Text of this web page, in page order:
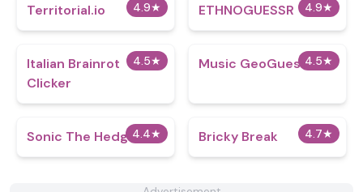
4.9★
Territorial.io 4.9★
ETHNOGUESSR
4.5★
Italian Brainrot
Clicker
4.5★
Music GeoGuesser
4.4★
Sonic The Hedgehog 4.7★
Bricky Break